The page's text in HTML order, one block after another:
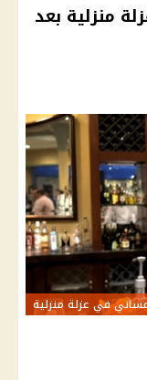
منزلية بعد
في عزلة منزلية